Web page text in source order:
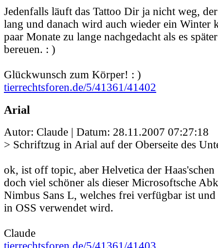
Jedenfalls läuft das Tattoo Dir ja nicht weg,
lang und danach wird auch wieder ein Winter
paar Monate zu lange nachgedacht als es
bereuen. : )
Glückwunsch zum Körper! : )
tierrechtsforen.de/5/41361/41402
Arial
Autor: Claude | Datum: 28.11.2007 07:27:18
> Schriftzug in Arial auf der Oberseite des
ok, ist off topic, aber Helvetica der
doch viel schöner als dieser Microsoftsche
Nimbus Sans L, welches frei verfügbar ist und
in OSS verwendet wird.
Claude